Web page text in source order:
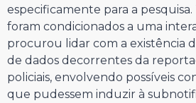
especificamente para a
foram condicionados a uma
procurou lidar com a existência
de dados decorrentes da
policiais, envolvendo possíveis
que pudessem induzir à